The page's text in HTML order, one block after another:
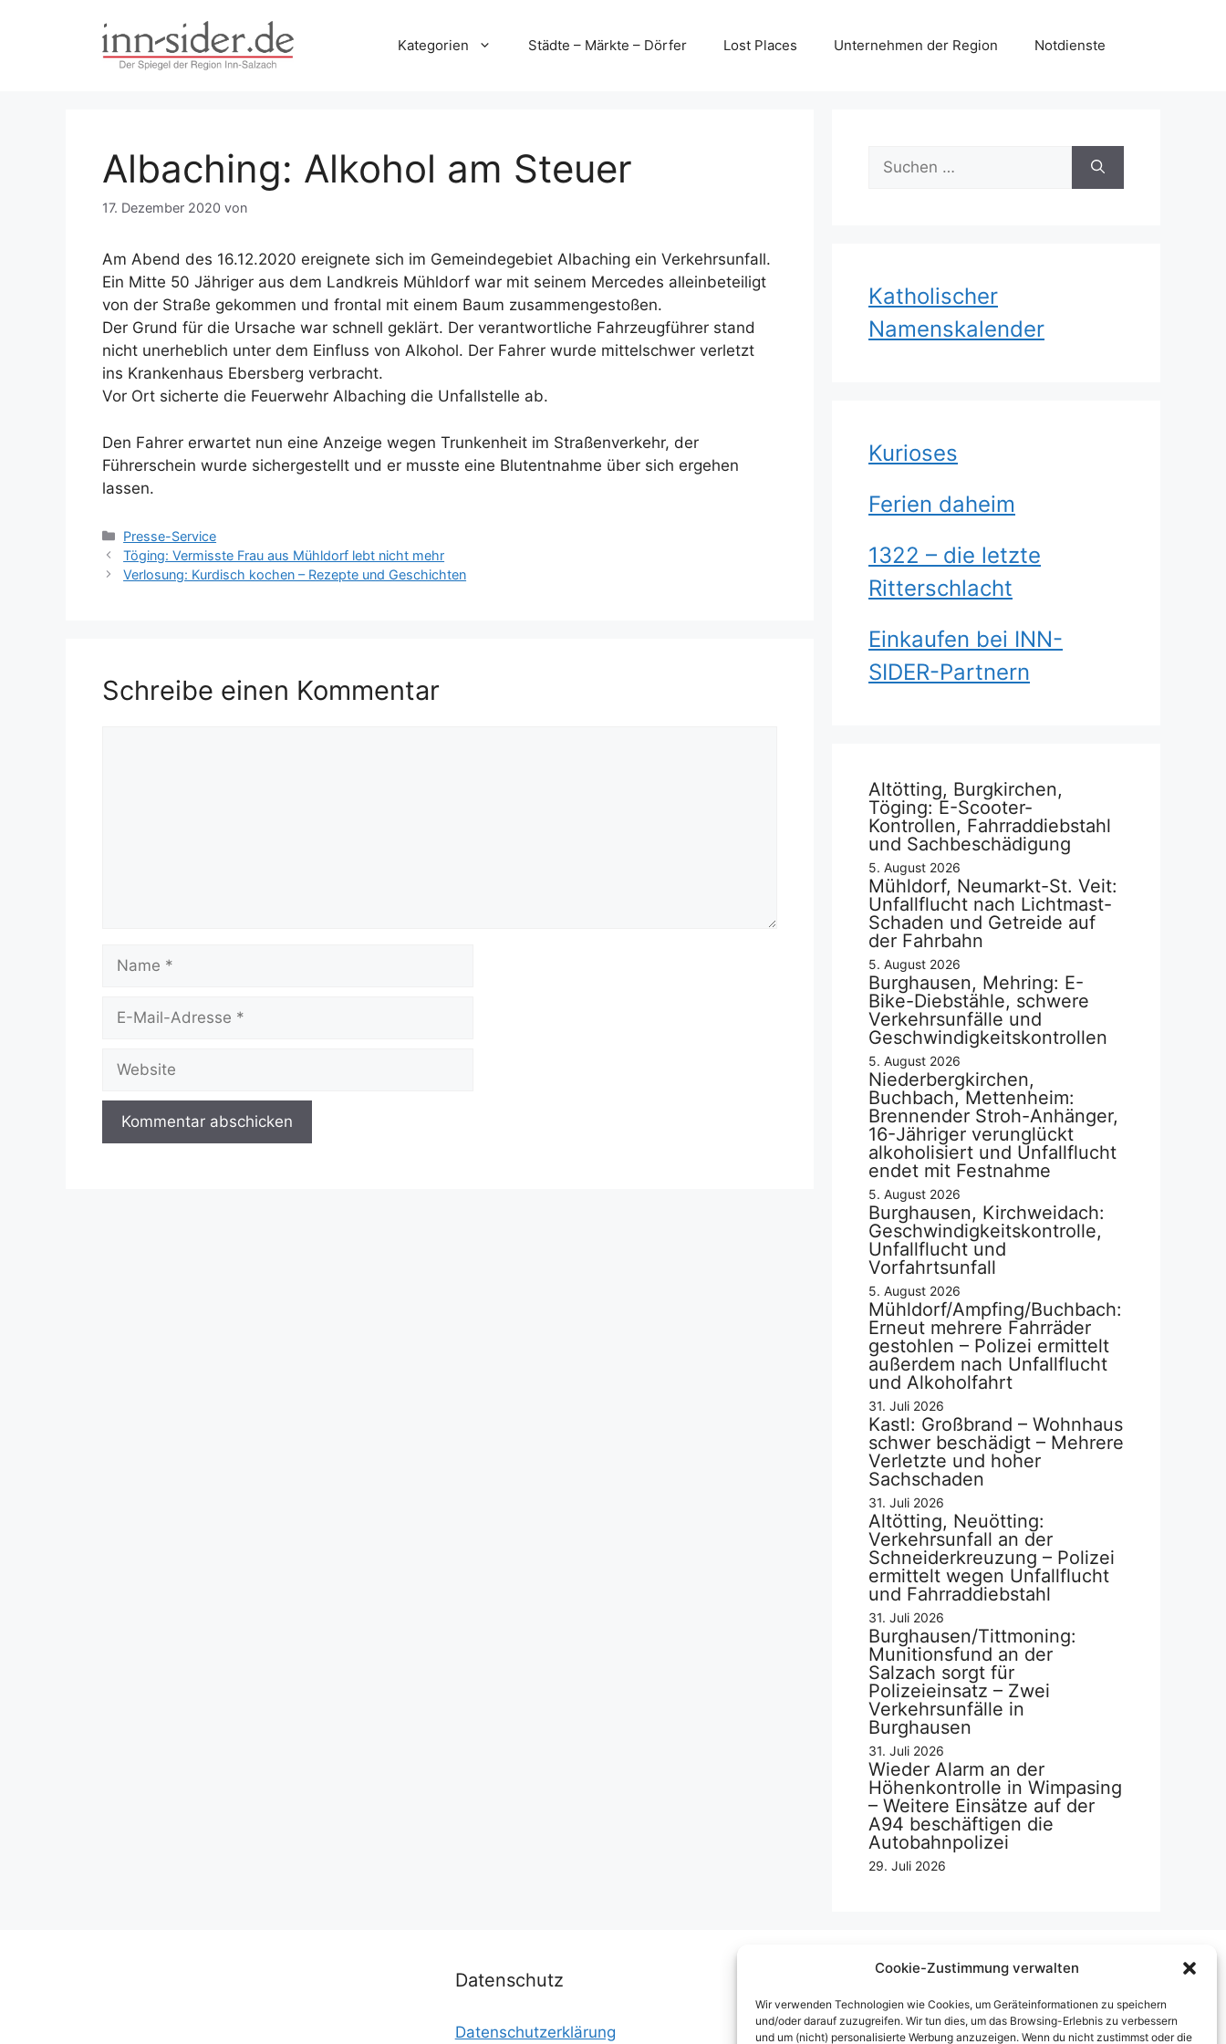
Cookie-Zustimmung verwalten
Wir verwenden Technologien wie Cookies, um Geräteinformationen zu speichern
und/oder darauf zuzugreifen. Wir tun dies, um das Browsing-Erlebnis zu verbessern
und um (nicht) personalisierte Werbung anzuzeigen. Wenn du nicht zustimmst oder die
Kategorien Städte – Märkte – Dörfer Lost Places Unternehmen der Region Notdienste
Albaching: Alkohol am Steuer
17. Dezember 2020 von
Am Abend des 16.12.2020 ereignete sich im Gemeindegebiet Albaching ein Verkehrsunfall.
Ein Mitte 50 Jähriger aus dem Landkreis Mühldorf war mit seinem Mercedes alleinbeteiligt
von der Straße gekommen und frontal mit einem Baum zusammengestoßen.
Der Grund für die Ursache war schnell geklärt. Der verantwortliche Fahrzeugführer stand
nicht unerheblich unter dem Einfluss von Alkohol. Der Fahrer wurde mittelschwer verletzt
ins Krankenhaus Ebersberg verbracht.
Vor Ort sicherte die Feuerwehr Albaching die Unfallstelle ab.
Den Fahrer erwartet nun eine Anzeige wegen Trunkenheit im Straßenverkehr, der
Führerschein wurde sichergestellt und er musste eine Blutentnahme über sich ergehen
lassen.
Kategorien
Presse-Service
Töging: Vermisste Frau aus Mühldorf lebt nicht mehr
Verlosung: Kurdisch kochen – Rezepte und Geschichten
Schreibe einen Kommentar
Mail-
Suchen
nach:
Katholischer
Namenskalender
Kurioses
Ferien daheim
1322 – die letzte
Ritterschlacht
Einkaufen bei INN-
SIDER-Partnern
Altötting, Burgkirchen,
Töging: E-Scooter-
Kontrollen, Fahrraddiebstahl
und Sachbeschädigung
5. August 2026
Mühldorf, Neumarkt-St. Veit:
Unfallflucht nach Lichtmast-
Schaden und Getreide auf
der Fahrbahn
5. August 2026
Burghausen, Mehring: E-
Bike-Diebstähle, schwere
Verkehrsunfälle und
Geschwindigkeitskontrollen
5. August 2026
Niederbergkirchen,
Buchbach, Mettenheim:
Brennender Stroh-Anhänger,
16-Jähriger verunglückt
alkoholisiert und Unfallflucht
endet mit Festnahme
5. August 2026
Burghausen, Kirchweidach:
Geschwindigkeitskontrolle,
Unfallflucht und
Vorfahrtsunfall
5. August 2026
Mühldorf/Ampfing/Buchbach:
Erneut mehrere Fahrräder
gestohlen – Polizei ermittelt
außerdem nach Unfallflucht
und Alkoholfahrt
31. Juli 2026
Kastl: Großbrand – Wohnhaus
schwer beschädigt – Mehrere
Verletzte und hoher
Sachschaden
31. Juli 2026
Altötting, Neuötting:
Verkehrsunfall an der
Schneiderkreuzung – Polizei
ermittelt wegen Unfallflucht
und Fahrraddiebstahl
31. Juli 2026
Burghausen/Tittmoning:
Munitionsfund an der
Salzach sorgt für
Polizeieinsatz – Zwei
Verkehrsunfälle in
Burghausen
31. Juli 2026
Wieder Alarm an der
Höhenkontrolle in Wimpasing
– Weitere Einsätze auf der
A94 beschäftigen die
Autobahnpolizei
29. Juli 2026
Datenschutz
Datenschutzerklärung
Über uns
Impressum